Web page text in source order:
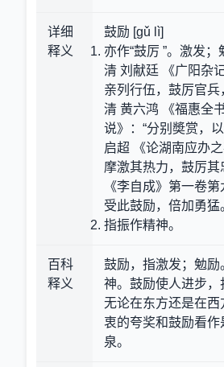
详细
释义
鼓励 [gǔ lì]
亦作“鼓厉 ”。激发；
清 刘献廷 《广阳杂
亲列行伍，鼓厉官兵
清 黄六鸿 《福惠全
说》：“分别奬赏，
启超 《论湖南应办
摩激其热力，鼓厉其
《李自成》第一卷
受此鼓励，倍加勇猛
指振作精神。
百科
释义
鼓励，指激发；勉励
神。鼓励使人进步，
无论在东方还是在西
衷的夸奖和鼓励看
泉。